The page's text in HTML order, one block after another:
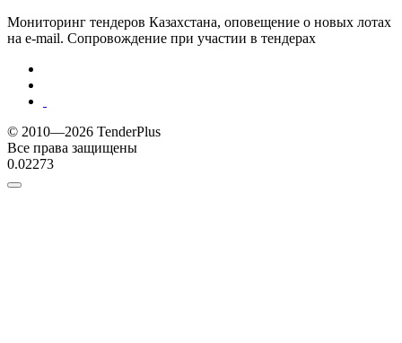
Мониторинг тендеров Казахстана, оповещение о новых лотах
на e-mail. Сопровождение при участии в тендерах
© 2010—2026 TenderPlus
Все права защищены
0.02273